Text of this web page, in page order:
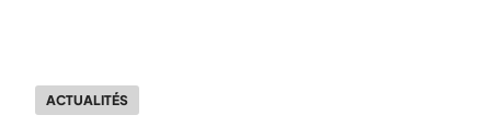
ACTUALITÉS